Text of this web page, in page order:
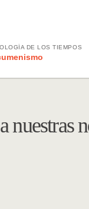
DE LOS TIEMPOS
nuestras